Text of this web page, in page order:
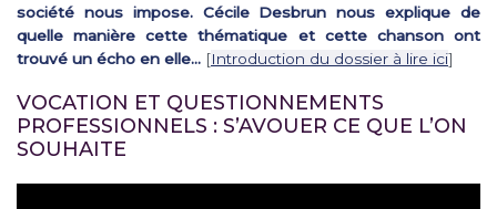
société nous impose. Cécile Desbrun nous explique de
quelle manière cette thématique et cette chanson ont
trouvé un écho en elle… [Introduction du dossier à lire ici]
VOCATION ET QUESTIONNEMENTS
PROFESSIONNELS : S’AVOUER CE QUE L’ON
SOUHAITE